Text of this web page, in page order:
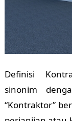
Definisi
sinonim
“Kontraktor”